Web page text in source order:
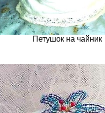
Петушок на чайник